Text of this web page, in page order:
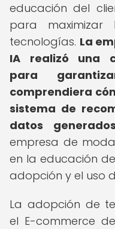
educación del
para maximizar
tecnologías. La
IA realizó una
para
comprendiera
sistema de
datos
empresa de
en la educación
adopción y el uso
La adopción de
el E-commerce